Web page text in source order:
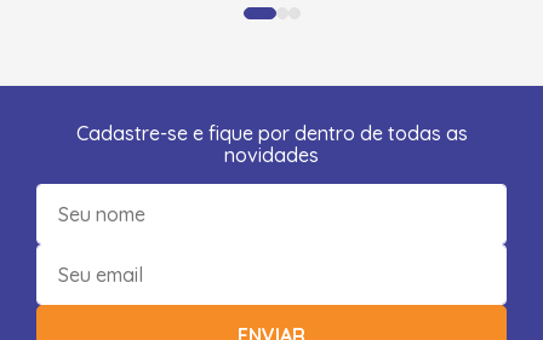
Cadastre-se e fique por dentro de todas as
novidades
ENVIAR